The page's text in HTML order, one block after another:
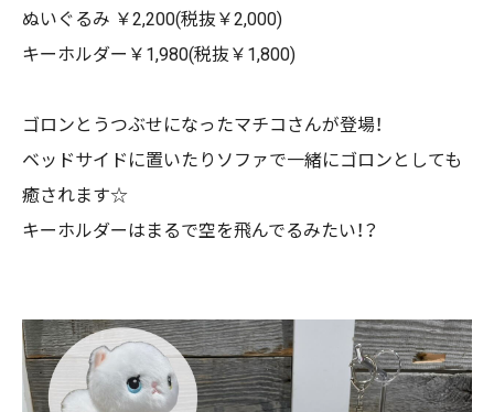
ぬいぐるみ ￥2,200(税抜￥2,000)
キーホルダー￥1,980(税抜￥1,800)
ゴロンとうつぶせになったマチコさんが登場！
ベッドサイドに置いたりソファで一緒にゴロンとしても
癒されます☆
キーホルダーはまるで空を飛んでるみたい！？